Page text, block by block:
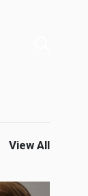
View All